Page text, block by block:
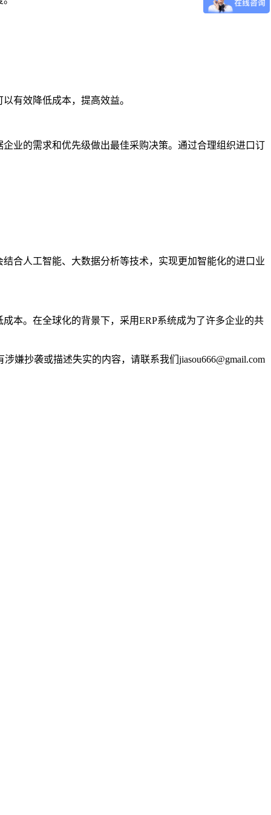
有效降低成本，提高效益。
业的需求和优先级做出最佳采购决策。通过合理组织进口订
合人工智能、大数据分析等技术，实现更加智能化的进口业
本。在全球化的背景下，采用ERP系统成为了许多企业的共
嫌抄袭或描述失实的内容，请联系我们jiasou666@gmail.com